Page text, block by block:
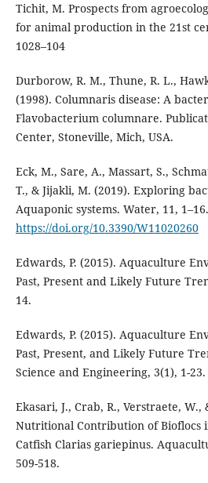
Tichit, M. Prospects from
for animal production in the 21st
1028–104
Durborow, R. M., Thune, R. L.,
(1998). Columnaris disease: A
Flavobacterium columnare.
Center, Stoneville, Mich, USA.
Eck, M., Sare, A., Massart, S.,
T., & Jijakli, M. (2019). Exploring
Aquaponic systems. Water, 11, 1–16.
https://doi.org/10.3390/W11020260
Edwards, P. (2015). Aquaculture
Past, Present and Likely Future
14.
Edwards, P. (2015). Aquaculture
Past, Present, and Likely Future
Science and Engineering, 3(1), 1-23.
Ekasari, J., Crab, R., Verstraete, W.,
Nutritional Contribution of Bioflocs
Catfish Clarias gariepinus.
509-518.